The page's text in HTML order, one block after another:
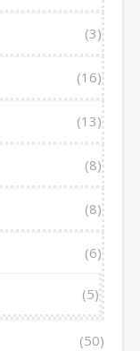
(3)
(16)
(13)
(8)
(8)
(6)
(5)
(50)